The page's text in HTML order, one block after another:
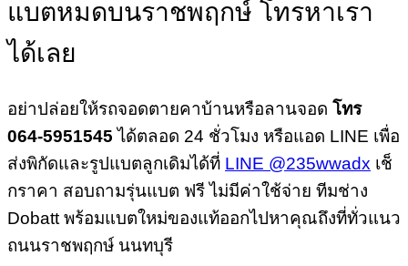
แบตหมดบนราชพฤกษ์ โทรหาเรา
ได้เลย
อย่าปล่อยให้รถจอดตายคาบ้านหรือลานจอด โทร
064-5951545 ได้ตลอด 24 ชั่วโมง หรือแอด LINE เพื่อ
ส่งพิกัดและรูปแบตลูกเดิมได้ที่ LINE @235wwadx เช็
กราคา สอบถามรุ่นแบต ฟรี ไม่มีค่าใช้จ่าย ทีมช่าง
Dobatt พร้อมแบตใหม่ของแท้ออกไปหาคุณถึงที่ทั่วแนว
ถนนราชพฤกษ์ นนทบุรี